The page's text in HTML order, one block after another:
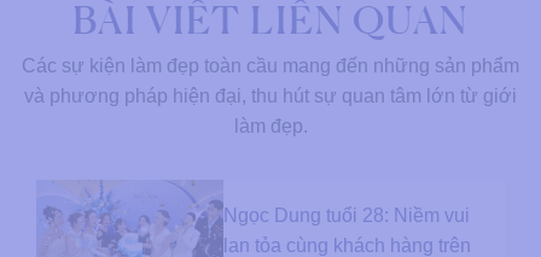
BÀI VIẾT LIÊN QUAN
Các sự kiện làm đẹp toàn cầu mang đến những sản phẩm
và phương pháp hiện đại, thu hút sự quan tâm lớn từ giới
làm đẹp.
Ngọc Dung tuổi 28: Niềm vui
lan tỏa cùng khách hàng trên